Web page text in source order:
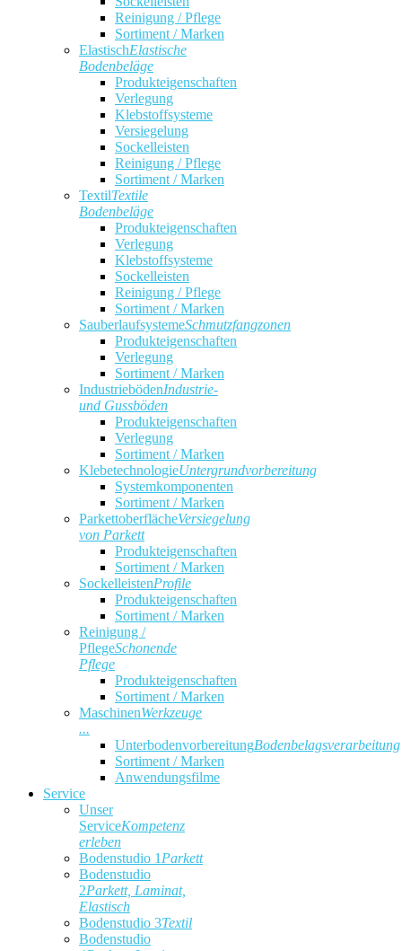
Reinigung / Pflege
Sortiment / Marken
ElastischElastische
Bodenbeläge
Produkteigenschaften
Verlegung
Klebstoffsysteme
Versiegelung
Sockelleisten
Reinigung / Pflege
Sortiment / Marken
TextilTextile
Bodenbeläge
Produkteigenschaften
Verlegung
Klebstoffsysteme
Sockelleisten
Reinigung / Pflege
Sortiment / Marken
SauberlaufsystemeSchmutzfangzonen
Produkteigenschaften
Verlegung
Sortiment / Marken
IndustriebödenIndustrie-
und Gussböden
Produkteigenschaften
Verlegung
Sortiment / Marken
KlebetechnologieUntergrundvorbereitung
Systemkomponenten
Sortiment / Marken
ParkettoberflächeVersiegelung
von Parkett
Produkteigenschaften
Sortiment / Marken
SockelleistenProfile
Produkteigenschaften
Sortiment / Marken
Reinigung /
PflegeSchonende
Pflege
Produkteigenschaften
Sortiment / Marken
MaschinenWerkzeuge
...
UnterbodenvorbereitungBodenbelagsverarbeitung
Sortiment / Marken
Anwendungsfilme
Service
Unser
ServiceKompetenz
erleben
Bodenstudio 1 Parkett
Bodenstudio
2Parkett, Laminat,
Elastisch
Bodenstudio 3Textil
Bodenstudio